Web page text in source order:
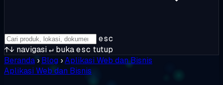
esc
↑↓ navigasi↵ bukaesc tutup
Beranda › Blog ›Aplikasi Web dan Bisnis
Aplikasi Web dan Bisnis